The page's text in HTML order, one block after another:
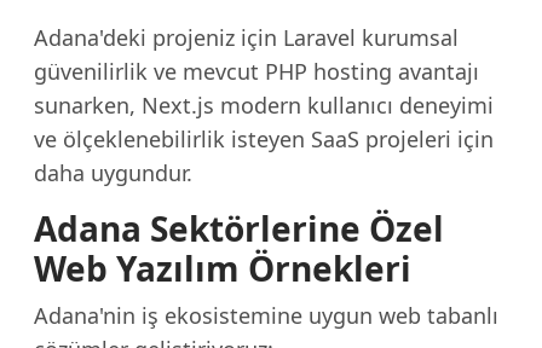
Adana'deki projeniz için Laravel kurumsal
güvenilirlik ve mevcut PHP hosting avantajı
sunarken, Next.js modern kullanıcı deneyimi
ve ölçeklenebilirlik isteyen SaaS projeleri için
daha uygundur.
Adana Sektörlerine Özel
Web Yazılım Örnekleri
Adana'nin iş ekosistemine uygun web tabanlı